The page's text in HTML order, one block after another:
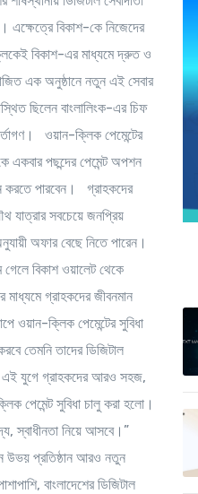
এক্ষেত্রে বিকাশ-কে নিজেদের
বিকাশ-এর মাধ্যমে দ্রুত ও
এক অনুষ্ঠানে নতুন এই সেবার
ছিলেন বাংলালিংক-এর চিফ
ওয়ান-ক্লিক পেমেন্টের
একবার পছন্দের পেমেন্ট অপশন
করতে পারবেন। গ্রাহকদের
যাত্রার সবচেয়ে জনপ্রিয়
অফার বেছে নিতে পারেন।
বিকাশ ওয়ালেট থেকে
গ্রাহকদের জীবনমান
ওয়ান-ক্লিক পেমেন্টের সুবিধা
তেমনি তাদের ডিজিটাল
এই যুগে গ্রাহকদের আরও সহজ,
পেমেন্ট সুবিধা চালু করা হলো।
স্বাধীনতা নিয়ে আসবে।”
উভয় প্রতিষ্ঠান আরও নতুন
বাংলাদেশের ডিজিটাল